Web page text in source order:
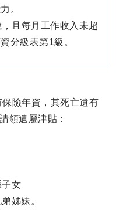
。
且每月工作收入未超
分級表第1級。
險年資，其死亡遺有
領遺屬津貼：
女
姊妹。